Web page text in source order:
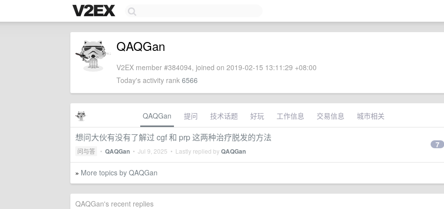
QAQGan
V2EX member #384094, joined on 2019-02-15 13:11:29 +08:00
Today's activity rank 6566
QAQGan 提问 技术话题 好玩 工作信息 交易信息 城市相关
想问大伙有没有了解过 cgf 和 prp 这两种治疗脱发的方法
问与答 • QAQGan • Jul 9, 2025 • Lastly replied byQAQGan
7
» More topics by QAQGan
QAQGan's recent replies